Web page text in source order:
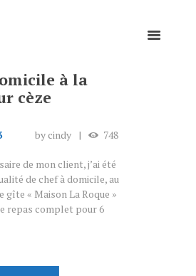
à la
cèze
bycindy 748
de mon client, j’ai été
de chef à domicile, au
gîte « Maison La Roque »
repas complet pour 6